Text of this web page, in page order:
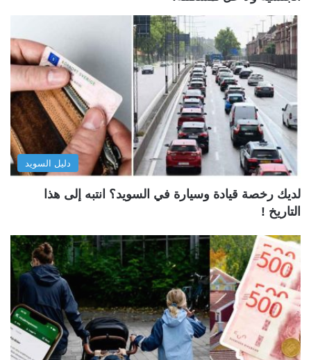
دليل السويد
لديك رخصة قيادة وسيارة في السويد؟ انتبه إلى هذا
التاريخ !